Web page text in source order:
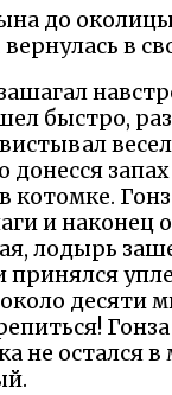
до
в
быстро,
донесся
котомке.
и наконец
лодырь
десяти
не остался